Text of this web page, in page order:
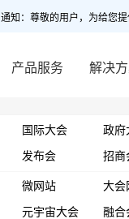
通知：尊敬的用户，为给您
产品服务 解决
国际大会 政府
发布会
招商
微网站 大会
元宇宙大会
融合